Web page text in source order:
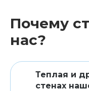
Клавишные
Аренда
Почему
нас?
Теплая и
стенах